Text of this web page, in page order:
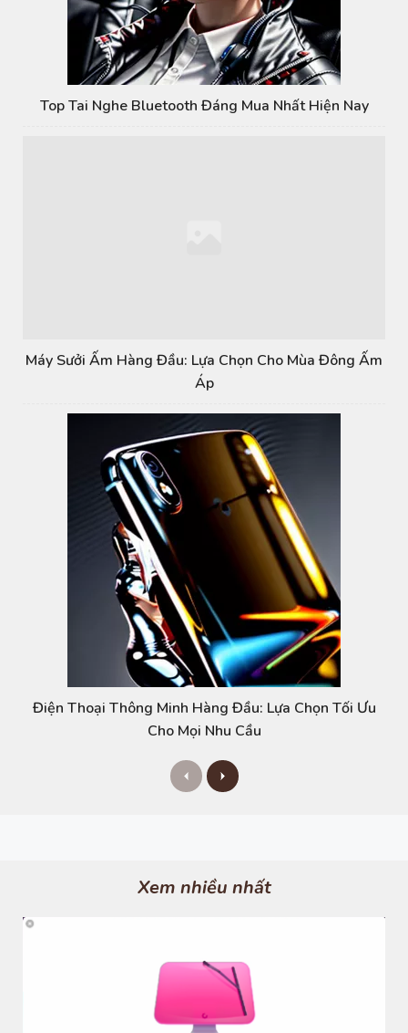
Top Tai Nghe Bluetooth Đáng Mua Nhất Hiện Nay
Máy Sưởi Ấm Hàng Đầu: Lựa Chọn Cho Mùa Đông Ấm
Áp
Điện Thoại Thông Minh Hàng Đầu: Lựa Chọn Tối Ưu
Cho Mọi Nhu Cầu
P
r
s
N
e
Xem nhiều nhất